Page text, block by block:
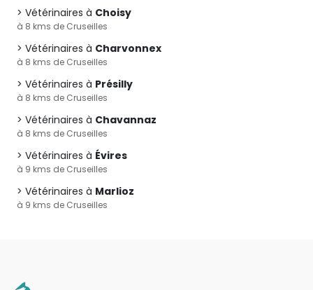
Vétérinaires à Choisy
à 8 kms de Cruseilles
Vétérinaires à Charvonnex
à 8 kms de Cruseilles
Vétérinaires à Présilly
à 8 kms de Cruseilles
Vétérinaires à Chavannaz
à 8 kms de Cruseilles
Vétérinaires à Évires
à 9 kms de Cruseilles
Vétérinaires à Marlioz
à 9 kms de Cruseilles